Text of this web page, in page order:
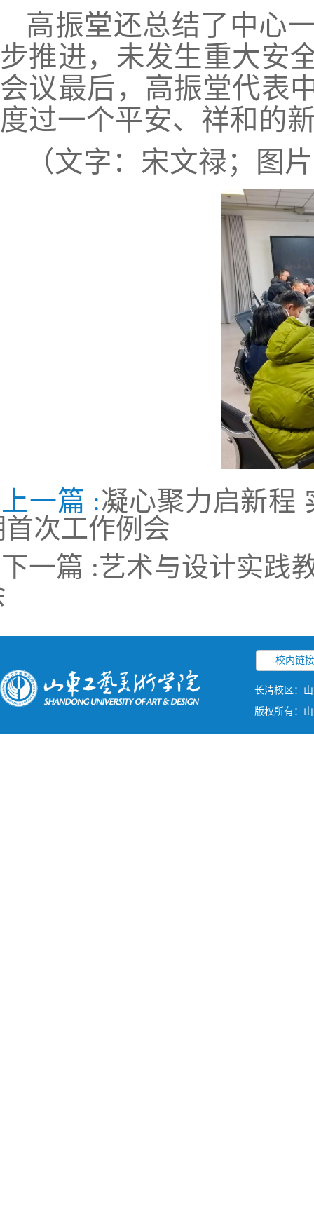
高振堂还总结了中心
步推进，未发生重大安
会议最后，高振堂代表
度过一个平安、祥和的
（文字：宋文禄；图
上一篇 :凝心聚力启新程
首次工作例会
下一篇 :艺术与设计实践
校内链接
长清校区：
版权所有：